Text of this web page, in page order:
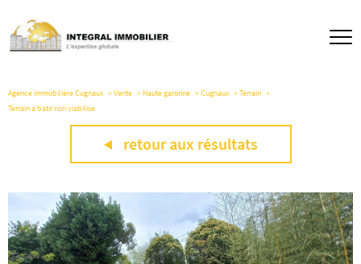
Agence immobilière Cugnaux Vente Haute garonne Cugnaux
Terrain
Terrain a batir non viabilise
retour aux résultats